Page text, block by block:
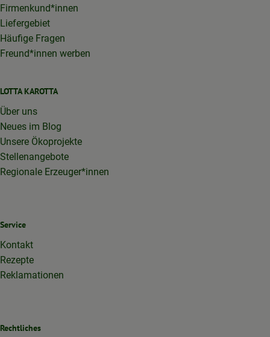
Firmenkund*innen
Liefergebiet
Häufige Fragen
Freund*innen werben
LOTTA KAROTTA
Über uns
Neues im Blog
Unsere Ökoprojekte
Stellenangebote
Regionale Erzeuger*innen
Service
Kontakt
Rezepte
Reklamationen
Rechtliches